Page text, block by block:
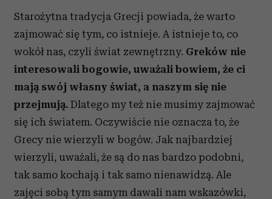
Starożytna tradycja Grecji powiada, że warto
zajmować się tym, co istnieje. A istnieje to, co
wokół nas, czyli świat zewnętrzny. Greków nie
interesowali bogowie, uważali bowiem, że ci
mają swój własny świat, a naszym się nie
przejmują. Dlatego my też nie musimy zajmować
się ich światem. Oczywiście nie oznacza to, że
Grecy nie wierzyli w bogów. Jak najbardziej
wierzyli, uważali, że są do nas bardzo podobni,
tak samo kochają i tak samo nienawidzą. Ale
zajęci sobą tym samym dawali nam wskazówki,